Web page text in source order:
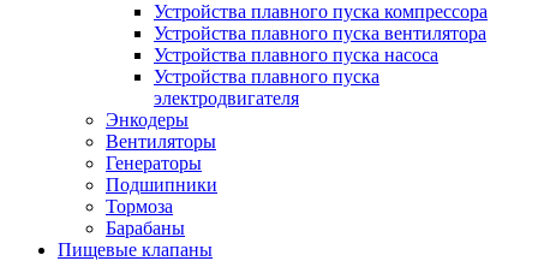
Устройства плавного пуска компрессора
Устройства плавного пуска вентилятора
Устройства плавного пуска насоса
Устройства плавного пуска
электродвигателя
Энкодеры
Вентиляторы
Генераторы
Подшипники
Тормоза
Барабаны
Пищевые клапаны